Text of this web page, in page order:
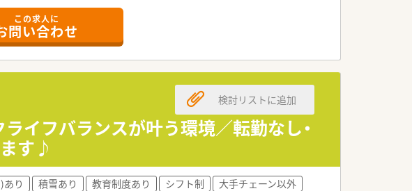
す！
業務を覚えていただきます！
会にご希望がある方はご参加いただけます。
おります。
制で勤務できるよう調整しております。
。
の両立が図れる環境です。
。
ます。
でいただけます。
この求人に
問い合わせ
イフバランスが叶う環境／転勤なし・
す♪
検討リストに追加
り 積雪あり 教育制度あり シフト制
大手チェーン以外